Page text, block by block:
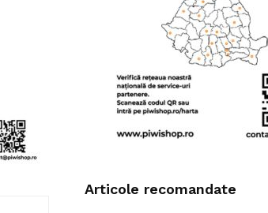
Articole recomandate